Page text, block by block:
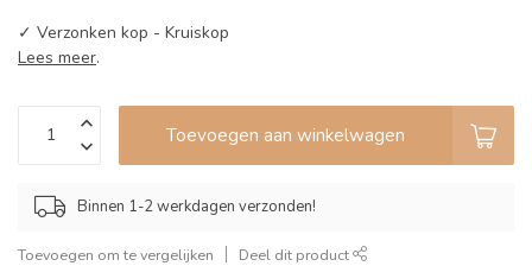
✓ Verzonken kop - Kruiskop
Lees meer.
Toevoegen aan winkelwagen
Binnen 1-2 werkdagen verzonden!
Toevoegen om te vergelijken Deel dit product